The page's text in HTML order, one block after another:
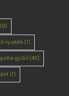
(9)
nyakék(7)
gyűrű(40)
(7)